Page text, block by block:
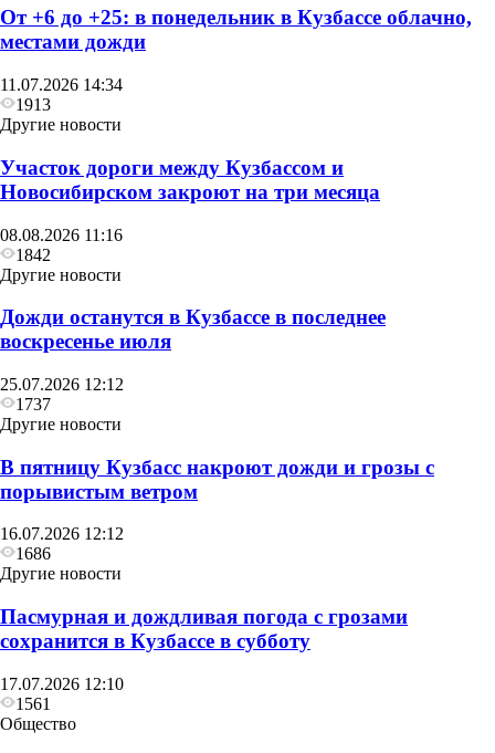
От +6 до +25: в понедельник в Кузбассе облачно,
местами дожди
11.07.2026 14:34
1913
Другие новости
Участок дороги между Кузбассом и
Новосибирском закроют на три месяца
08.08.2026 11:16
1842
Другие новости
Дожди останутся в Кузбассе в последнее
воскресенье июля
25.07.2026 12:12
1737
Другие новости
В пятницу Кузбасс накроют дожди и грозы с
порывистым ветром
16.07.2026 12:12
1686
Другие новости
Пасмурная и дождливая погода с грозами
сохранится в Кузбассе в субботу
17.07.2026 12:10
1561
Общество